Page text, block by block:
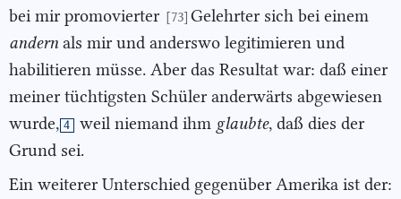
bei mir promovierter [73] Gelehrter sich bei einem
andernals mir und anderswo legitimieren und
habilitieren müsse. Aber das Resultat war: daß einer
meiner tüchtigsten Schüler anderwärts abgewiesen
wurde, 4 weil niemand ihm glaubte, daß dies der
Grund sei.
Ein weiterer Unterschied gegenüber Amerika ist der: